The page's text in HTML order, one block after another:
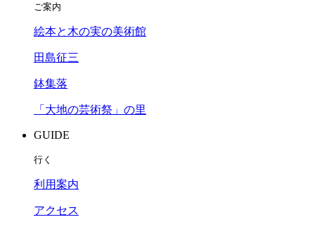
ご案内
絵本と木の実の美術館
田島征三
鉢集落
「大地の芸術祭」の里
GUIDE
行く
利用案内
アクセス